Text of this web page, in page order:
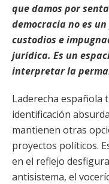
que damos por
democracia no es
custodios e
jurídica. Es un
interpretar la
Laderecha española
identificación
mantienen otras
proyectos políticos.
en el reflejo
antisistema, el